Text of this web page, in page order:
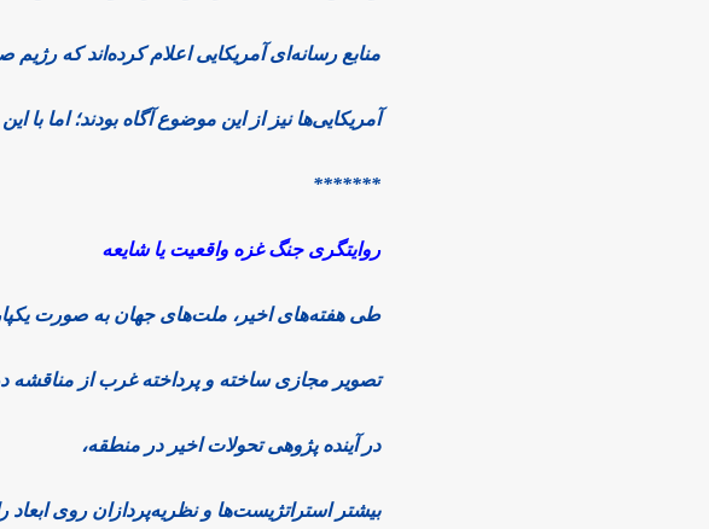
منابع رسانه‌ای آمریکایی اعلام کرده‌اند که
آمریکایی‌ها نیز از این موضوع آگاه بودند؛ اما با
*******
روایتگری جنگ غزه واقعیت یا شایعه
طی هفته‌های اخیر، ملت‌های جهان به‌ صورت
تصویر مجازی ساخته و پرداخته غرب از مناقشه
در آینده پژوهی تحولات اخیر در منطقه،
بیشتر استراتژیست‌ها و نظریه‌پردازان روی